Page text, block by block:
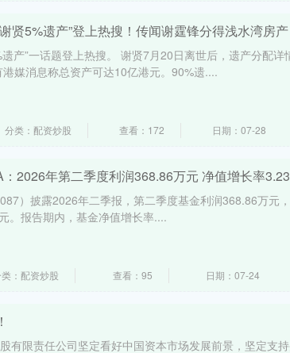
贤5%遗产”登上热搜！传闻谢霆锋分得浅水湾房产
产”一话题登上热搜。 谢贤7月20日离世后，遗产分配详
媒消息称总资产可达10亿港元。90%遗....
分类：配资炒股 查看：172 日期：07-28
2026年第二季度利润368.86万元 净值增长率
）披露2026年二季报，第二季度基金利润368.86万元
。报告期内，基金净值增长率....
：配资炒股 查看：95 日期：07-24
有限责任公司坚定看好中国资本市场发展前景，坚定支